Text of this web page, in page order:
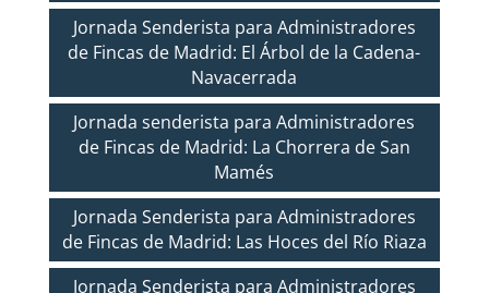
Jornada Senderista para Administradores
de Fincas de Madrid: El Árbol de la Cadena-
Navacerrada
Jornada senderista para Administradores
de Fincas de Madrid: La Chorrera de San
Mamés
Jornada Senderista para Administradores
de Fincas de Madrid: Las Hoces del Río Riaza
Jornada Senderista para Administradores